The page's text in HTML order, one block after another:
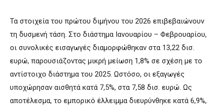
Τα στοιχεία του πρώτου διμήνου του 2026 επιβεβαιώνουν
τη δυσμενή τάση. Στο διάστημα Ιανουαρίου – Φεβρουαρίου,
οι συνολικές εισαγωγές διαμορφώθηκαν στα 13,22 δισ.
ευρώ, παρουσιάζοντας μικρή μείωση 1,8% σε σχέση με το
αντίστοιχο διάστημα του 2025. Ωστόσο, οι εξαγωγές
υποχώρησαν αισθητά κατά 7,5%, στα 7,58 δισ. ευρώ. Ως
αποτέλεσμα, το εμπορικό έλλειμμα διευρύνθηκε κατά 6,9%,